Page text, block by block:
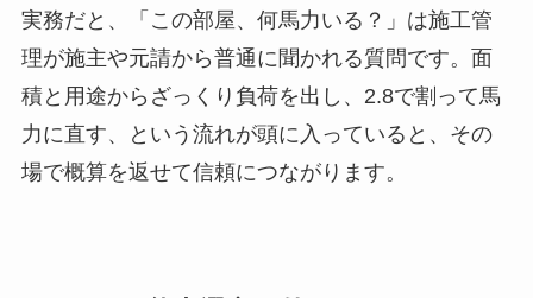
実務だと、「この部屋、何馬力いる？」は施工管
理が施主や元請から普通に聞かれる質問です。面
積と用途からざっくり負荷を出し、2.8で割って馬
力に直す、という流れが頭に入っていると、その
場で概算を返せて信頼につながります。